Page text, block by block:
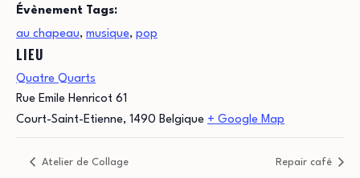
Évènement Tags:
au chapeau, musique, pop
LIEU
Quatre Quarts
Rue Emile Henricot 61
Court-Saint-Etienne, 1490 Belgique + Google Map
Atelier de Collage Repair café